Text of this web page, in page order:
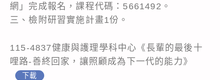
網」完成報名，課程代碼：5661492。
三、檢附研習實施計畫1份。
115-4837健康與護理學科中心《長輩的最後十
哩路-善終回家，讓照顧成為下一代的能力》
下載